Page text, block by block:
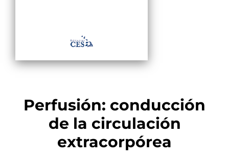
Perfusión: conducción
de la circulación
extracorpórea